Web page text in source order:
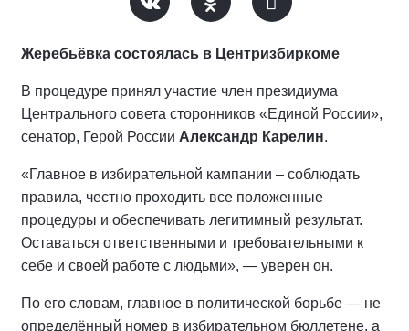
Жеребьёвка состоялась в Центризбиркоме
В процедуре принял участие член президиума
Центрального совета сторонников «Единой России»,
сенатор, Герой России Александр Карелин.
«Главное в избирательной кампании – соблюдать
правила, честно проходить все положенные
процедуры и обеспечивать легитимный результат.
Оставаться ответственными и требовательными к
себе и своей работе с людьми», — уверен он.
По его словам, главное в политической борьбе — не
определённый номер в избирательном бюллетене, а